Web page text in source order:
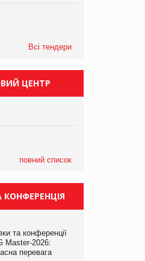
Всі тендери
ЦЕНТР
повний список
та конференції
Master-2026:
перевага